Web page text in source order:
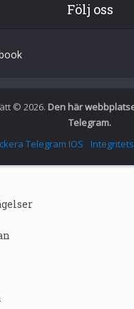
Spanish
Greek
Japanese
Bulgarian
Följ oss
© 2026. Den här
Telegram.
Telegram IOS